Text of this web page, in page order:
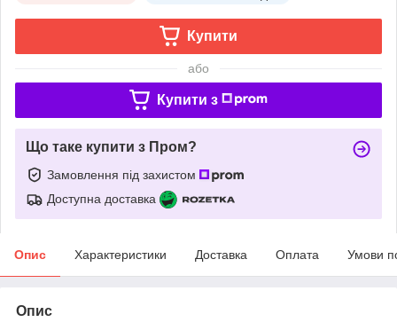
Купити
або
Купити з
Що таке купити з Пром?
Замовлення під захистом
Доступна доставка
Опис Характеристики Доставка Оплата Умови
Опис